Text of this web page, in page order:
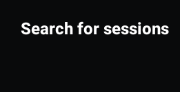
Search for sessions